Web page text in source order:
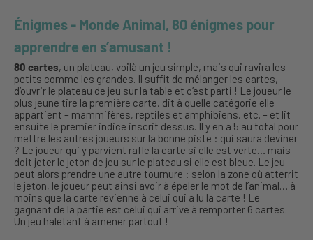
Énigmes - Monde Animal, 80 énigmes pour
apprendre en s’amusant !
80 cartes, un plateau, voilà un jeu simple, mais qui ravira les
petits comme les grandes. Il suffit de mélanger les cartes,
d’ouvrir le plateau de jeu sur la table et c’est parti ! Le joueur le
plus jeune tire la première carte, dit à quelle catégorie elle
appartient – mammifères, reptiles et amphibiens, etc. – et lit
ensuite le premier indice inscrit dessus. Il y en a 5 au total pour
mettre les autres joueurs sur la bonne piste : qui saura deviner
? Le joueur qui y parvient rafle la carte si elle est verte… mais
doit jeter le jeton de jeu sur le plateau si elle est bleue. Le jeu
peut alors prendre une autre tournure : selon la zone où atterrit
le jeton, le joueur peut ainsi avoir à épeler le mot de l’animal… à
moins que la carte revienne à celui qui a lu la carte ! Le
gagnant de la partie est celui qui arrive à remporter 6 cartes.
Un jeu haletant à amener partout !